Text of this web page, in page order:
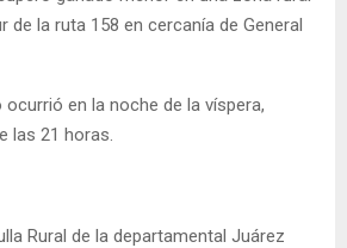
de la ruta 158 en cercanía de General
en la noche de la víspera,
las 21 horas.
Rural de la departamental Juárez